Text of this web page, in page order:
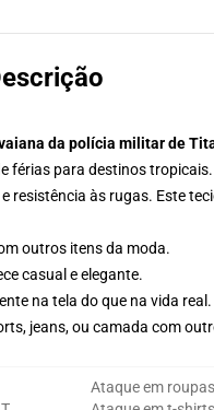
da polícia militar de
férias para destinos tropicais.
às rugas. Este
outros itens da moda.
casual e elegante.
na tela do que na vida real.
jeans, ou camada com
Ataque em